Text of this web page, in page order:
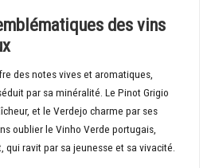
des vins
des notes vives et aromatiques,
par sa minéralité. Le Pinot Grigio
et le Verdejo charme par ses
oublier le Vinho Verde portugais,
ravit par sa jeunesse et sa vivacité.